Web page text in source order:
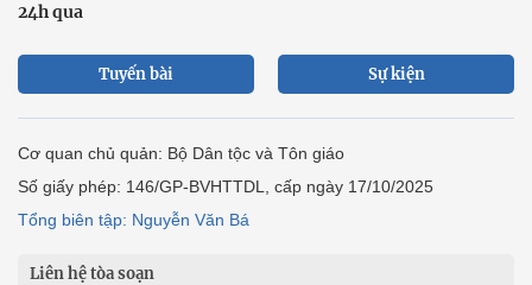
24h qua
Tuyến bài Sự kiện
Cơ quan chủ quản: Bộ Dân tộc và Tôn giáo
Số giấy phép: 146/GP-BVHTTDL, cấp ngày 17/10/2025
Tổng biên tập: Nguyễn Văn Bá
Liên hệ tòa soạn